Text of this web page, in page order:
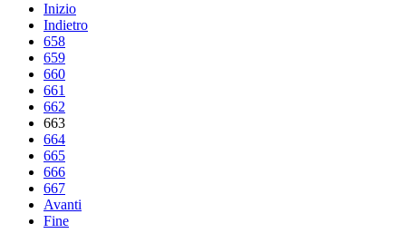
Inizio
Indietro
658
659
660
661
662
663
664
665
666
667
Avanti
Fine